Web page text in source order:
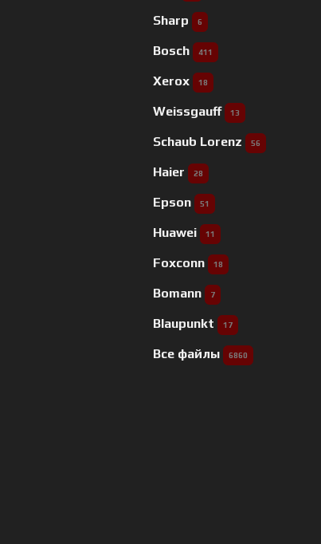
Sharp 6
Bosch 411
Xerox 18
Weissgauff 13
Schaub Lorenz 56
Haier 28
Epson 51
Huawei 11
Foxconn 18
Bomann 7
Blaupunkt 17
Все файлы 6860